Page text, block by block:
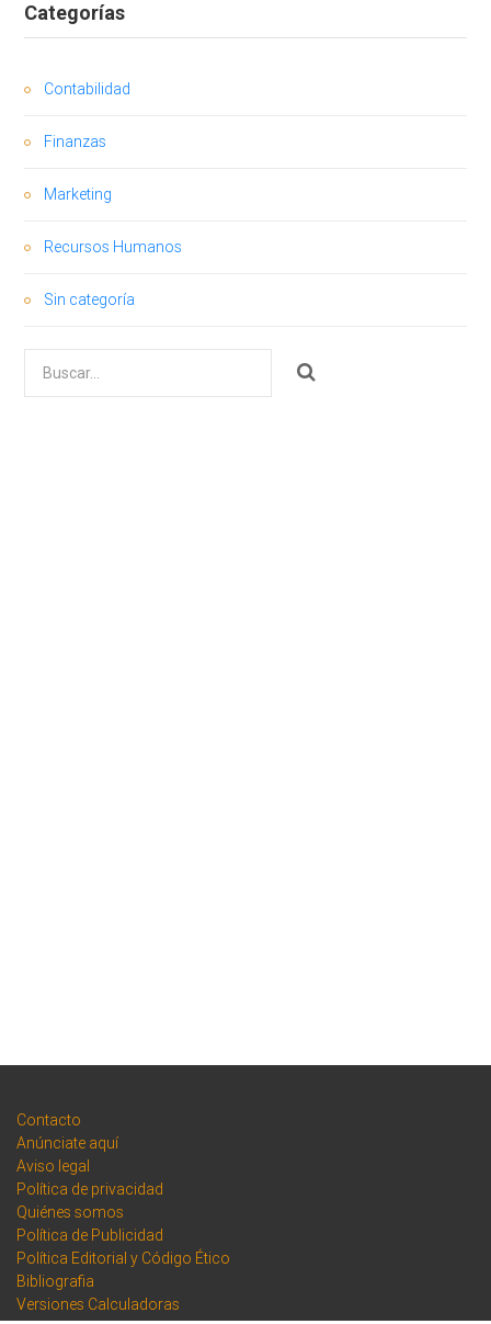
Categorías
Contabilidad
Finanzas
Marketing
Recursos Humanos
Sin categoría
por:
Contacto
Anúnciate aquí
Aviso legal
Política de privacidad
Quiénes somos
Política de Publicidad
Política Editorial y Código Ético
Bibliografia
Versiones Calculadoras